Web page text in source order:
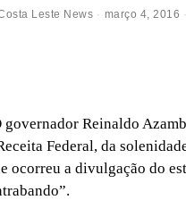
Leste News março 4, 2016
Reinaldo
Federal, da
ocorreu a divulgação do